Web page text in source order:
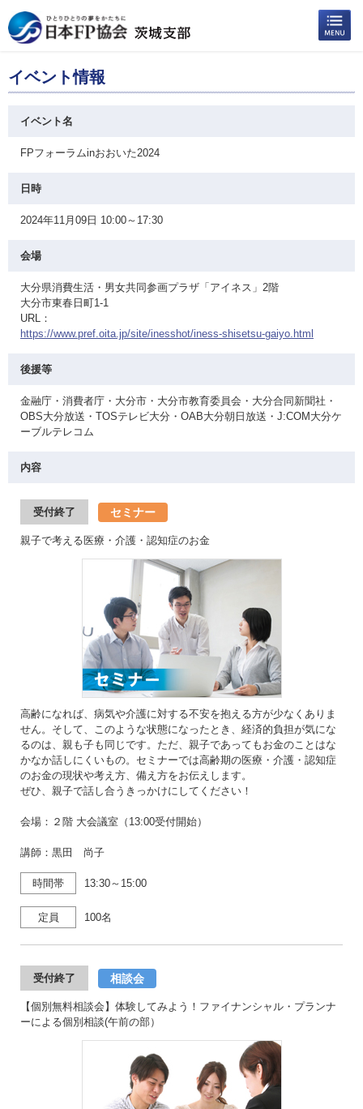
イベント情報
イベント名
FPフォーラムinおおいた2024
日時
2024年11月09日 10:00～17:30
会場
大分県消費生活・男女共同参画プラザ「アイネス」2階
大分市東春日町1-1
URL：
https://www.pref.oita.jp/site/inesshot/iness-shisetsu-gaiyo.html
後援等
金融庁・消費者庁・大分市・大分市教育委員会・大分合同新聞社・
OBS大分放送・TOSテレビ大分・OAB大分朝日放送・J:COM大分ケ
ーブルテレコム
内容
受付終了 セミナー
親子で考える医療・介護・認知症のお金
高齢になれば、病気や介護に対する不安を抱える方が少なくありま
せん。そして、このような状態になったとき、経済的負担が気にな
るのは、親も子も同じです。ただ、親子であってもお金のことはな
かなか話しにくいもの。セミナーでは高齢期の医療・介護・認知症
のお金の現状や考え方、備え方をお伝えします。
ぜひ、親子で話し合うきっかけにしてください！
会場：２階 大会議室（13:00受付開始）
講師：黒田 尚子
時間帯 13:30～15:00
定員 100名
受付終了 相談会
【個別無料相談会】体験してみよう！ファイナンシャル・プランナ
ーによる個別相談(午前の部）